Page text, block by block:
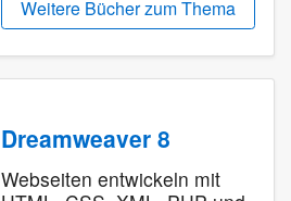
Weitere Bücher zum Thema
Dreamweaver 8
Webseiten entwickeln mit